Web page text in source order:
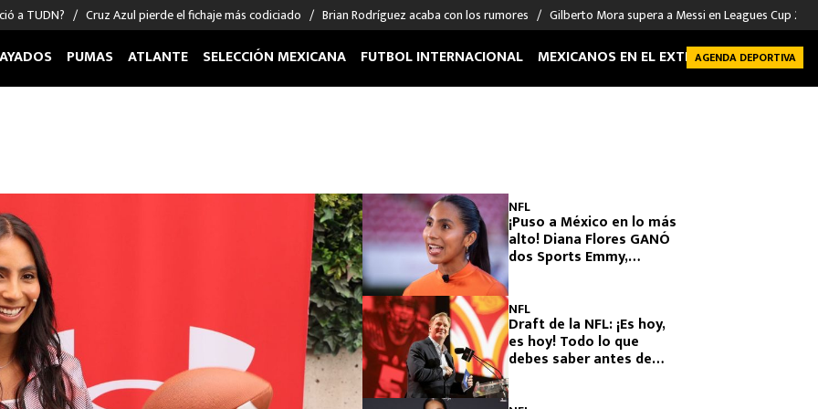
a TUDN? Cruz Azul pierde el fichaje más codiciado Brian Rodríguez acaba con los rumores Gilberto Mora supera a Messi en Leagues Cup
Sergio Ramos
Boxeo
Béisbol
NFL
NBA
Más deportes
PUMAS ATLANTE SELECCIÓN MEXICANA FUTBOL INTERNACIONAL MEXICANOS EN EL EXTRANJERO FUTBOL
AGENDA DEPORTIVA
NFL
¡Puso a México en lo más
alto! Diana Flores GANÓ
dos Sports Emmy,
NFL
Draft de la NFL: ¡Es hoy,
es hoy! Todo lo que
debes saber antes de